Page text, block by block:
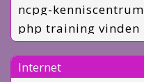
ncpg-kenniscentrum
php training vinden
Internet